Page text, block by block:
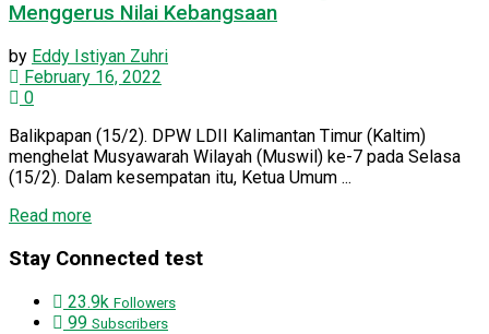
Menggerus Nilai Kebangsaan
by Eddy Istiyan Zuhri
February 16, 2022
0
Balikpapan (15/2). DPW LDII Kalimantan Timur (Kaltim)
menghelat Musyawarah Wilayah (Muswil) ke-7 pada Selasa
(15/2). Dalam kesempatan itu, Ketua Umum ...
Read moreDetails
Stay Connected test
23.9k Followers
99 Subscribers